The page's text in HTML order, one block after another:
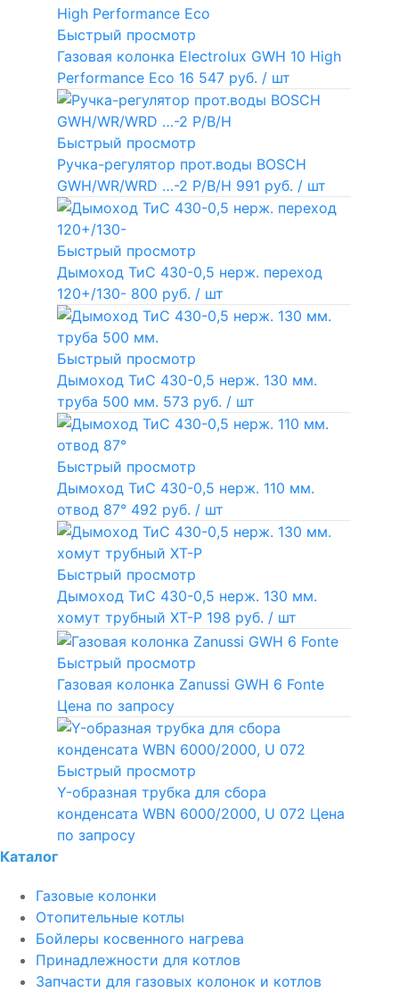
Быстрый просмотр
Газовая колонка Electrolux GWH 10 High
Performance Eco 16 547 руб. / шт
Быстрый просмотр
Ручка-регулятор прот.воды BOSCH
GWH/WR/WRD …-2 P/B/H 991 руб. / шт
Быстрый просмотр
Дымоход ТиС 430-0,5 нерж. переход
120+/130- 800 руб. / шт
Быстрый просмотр
Дымоход ТиС 430-0,5 нерж. 130 мм.
труба 500 мм. 573 руб. / шт
Быстрый просмотр
Дымоход ТиС 430-0,5 нерж. 110 мм.
отвод 87° 492 руб. / шт
Быстрый просмотр
Дымоход ТиС 430-0,5 нерж. 130 мм.
хомут трубный ХТ-Р 198 руб. / шт
Быстрый просмотр
Газовая колонка Zanussi GWH 6 Fonte
Цена по запросу
Быстрый просмотр
Y-образная трубка для сбора
конденсата WBN 6000/2000, U 072 Цена
по запросу
Каталог
Газовые колонки
Отопительные котлы
Бойлеры косвенного нагрева
Принадлежности для котлов
Запчасти для газовых колонок и котлов